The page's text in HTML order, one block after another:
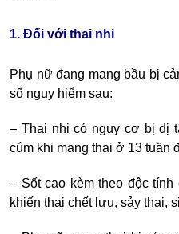
1. Đối với thai nhi
Phụ nữ đang mang bầu bị
số nguy hiểm sau:
– Thai nhi có nguy cơ bị dị
cúm khi mang thai ở 13 tuần
– Sốt cao kèm theo độc
khiến thai chết lưu, sảy thai,